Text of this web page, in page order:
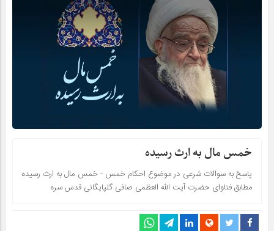
خمس مال به ارث رسیده
پاسخ به سوالات شرعی در موضوع احکام خمس - خمس مال به ارث رسیده
مطابق فتاوای حضرت آیت الله العظمی صافی گلپایگانی قدس سره